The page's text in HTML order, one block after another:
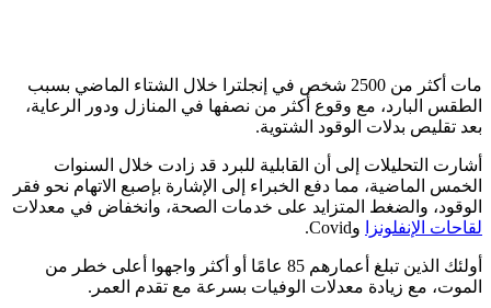
مات أكثر من 2500 شخص في إنجلترا خلال الشتاء الماضي بسبب
الطقس البارد، مع وقوع أكثر من نصفها في المنازل ودور الرعاية،
بعد تقليص بدلات الوقود الشتوية.
أشارت التحليلات إلى أن القابلية للبرد قد زادت خلال السنوات
الخمس الماضية، مما دفع الخبراء إلى الإشارة بإصبع الاتهام نحو فقر
الوقود، والضغط المتزايد على خدمات الصحة، وانخفاض في معدلات
لقاحات الإنفلونزا
وCovid.
أولئك الذين تبلغ أعمارهم 85 عامًا أو أكثر واجهوا أعلى خطر من
الموت، مع زيادة معدلات الوفيات بسرعة مع تقدم العمر.